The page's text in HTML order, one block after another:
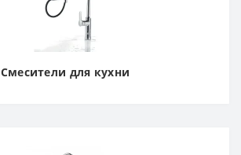
Смесители для кухни